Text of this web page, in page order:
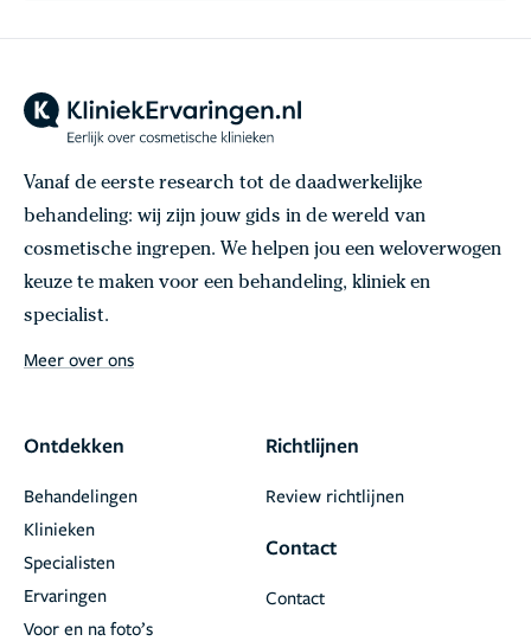
Vanaf de eerste research tot de daadwerkelijke
behandeling: wij zijn jouw gids in de wereld van
cosmetische ingrepen. We helpen jou een weloverwogen
keuze te maken voor een behandeling, kliniek en
specialist.
Meer over ons
Ontdekken
Behandelingen
Klinieken
Specialisten
Ervaringen
Voor en na foto’s
Richtlijnen
Review richtlijnen
Contact
Contact